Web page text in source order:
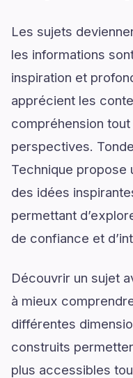
Les sujets
les informations
inspiration et
apprécient les
compréhension
perspectives.
Technique propose
des idées
permettant
de confiance et
Découvrir un sujet
à mieux
différentes
construits
plus accessibles